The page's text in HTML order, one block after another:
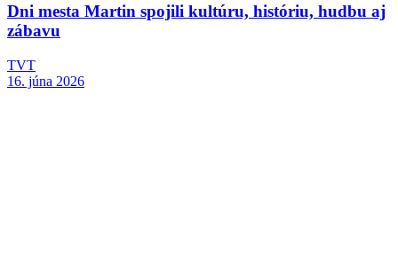
Dni mesta Martin spojili kultúru, históriu, hudbu aj
zábavu
TVT
16. júna 2026